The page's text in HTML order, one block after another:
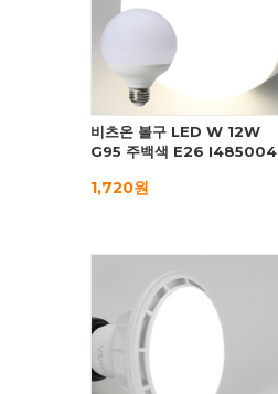
비츠온 볼구 LED W 12W
G95 주백색 E26 I485004
1,720원